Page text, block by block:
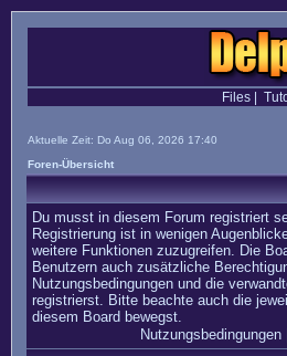
Files|
Aktuelle Zeit: Do Aug 06, 2026 17:40
Foren-Übersicht
Du musst in diesem Forum registriert
Registrierung ist in wenigen
weitere Funktionen zuzugreifen. Die
Benutzern auch zusätzliche
Nutzungsbedingungen und die
registrierst. Bitte beachte auch die
diesem Board bewegst.
Nutzungsbedingungen|